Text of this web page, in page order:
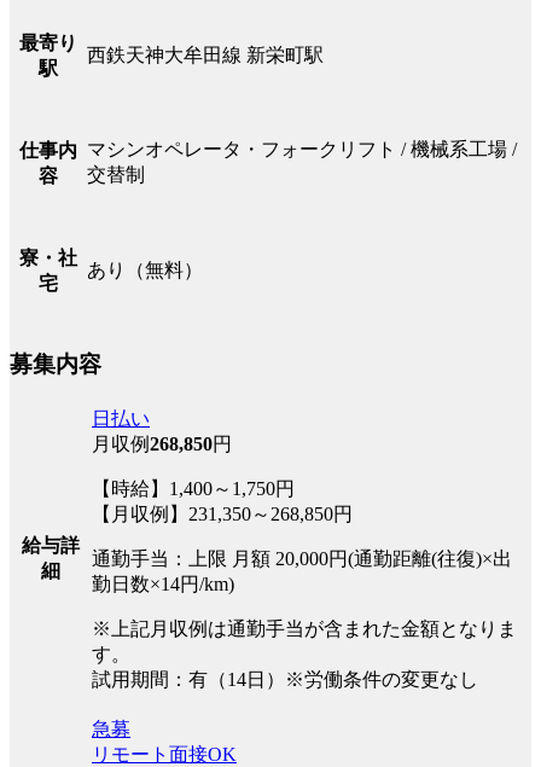
最寄り
駅
西鉄天神大牟田線 新栄町駅
仕事内
容
マシンオペレータ・フォークリフト / 機械系工場 /
交替制
寮・社
宅
あり（無料）
募集内容
給与詳
細
日払い
月収例268,850円
【時給】1,400～1,750円
【月収例】231,350～268,850円
通勤手当：上限 月額 20,000円(通勤距離(往復)×出
勤日数×14円/km)
※上記月収例は通勤手当が含まれた金額となりま
す。
試用期間：有（14日）※労働条件の変更なし
急募
リモート面接OK